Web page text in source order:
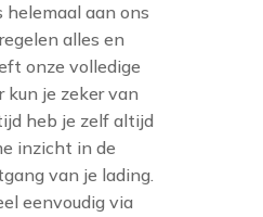
helemaal aan ons
alles en
onze volledige
kun je zeker van
heb je zelf altijd
inzicht in de
van je lading.
eenvoudig via